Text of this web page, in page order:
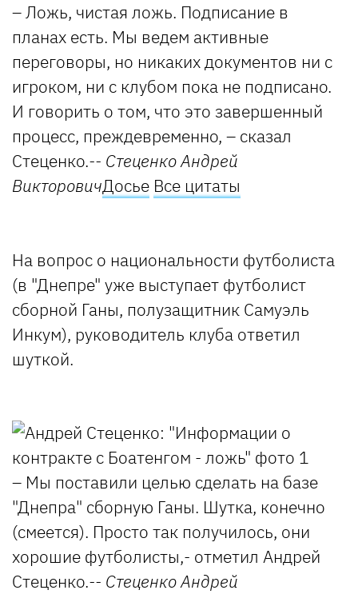
– Ложь, чистая ложь. Подписание в
планах есть. Мы ведем активные
переговоры, но никаких документов ни с
игроком, ни с клубом пока не подписано.
И говорить о том, что это завершенный
процесс, преждевременно, – сказал
Стеценко.-- Стеценко Андрей
ВикторовичДосье Все цитаты
На вопрос о национальности футболиста
(в "Днепре" уже выступает футболист
сборной Ганы, полузащитник Самуэль
Инкум), руководитель клуба ответил
шуткой.
– Мы поставили целью сделать на базе
"Днепра" сборную Ганы. Шутка, конечно
(смеется). Просто так получилось, они
хорошие футболисты,- отметил Андрей
Стеценко.-- Стеценко Андрей